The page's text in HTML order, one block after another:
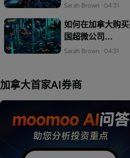
Sarah Brown ·04:31
如何在加拿大购
国超微公司
（AMD）的股票
Sarah Brown ·04:31
加拿大首家AI券商